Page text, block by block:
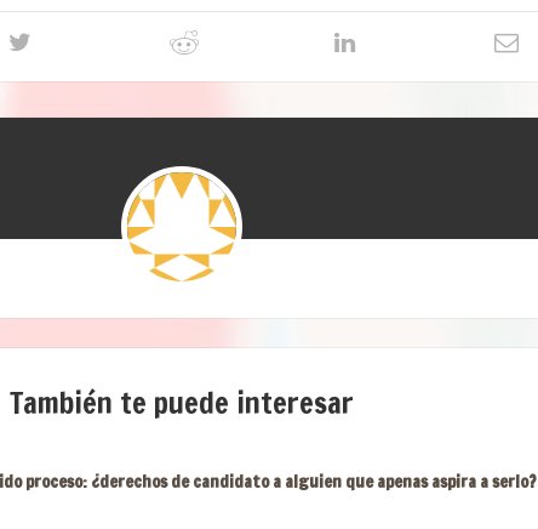
También te puede interesar
proceso: ¿derechos de candidato a alguien que apenas aspira a serlo?